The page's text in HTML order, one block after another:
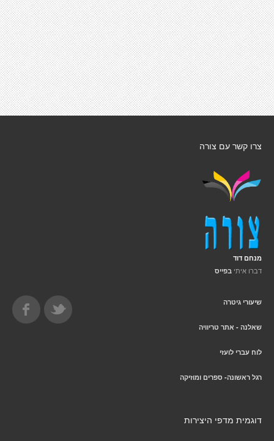
צרו קשר עם צורה
מנחם דוד
דברו איתי בפייס
שיעורי גיטרה
שאלנה - אתר טריוויה
לוח עברי לועזי
רגל ראשונה- ספרים ומוזיקה
דוגמית מדפי היצירות